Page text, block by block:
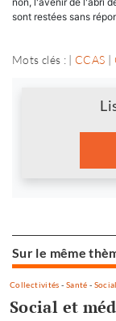
sont restées sans
Mots clés : | CCAS |
Sur le même
Collectivités - Santé - Social
Social et